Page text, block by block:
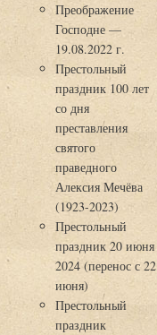
Преображение
Господне —
19.08.2022 г.
Престольный
праздник 100 лет
со дня
преставления
святого
праведного
Алексия Мечёва
(1923-2023)
Престольный
праздник 20 июня
2024 (перенос с 22
июня)
Престольный
праздник